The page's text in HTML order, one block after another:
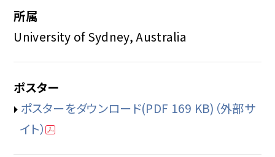
所属
University of Sydney, Australia
ポスター
ポスターをダウンロード(PDF 169 KB)（外部サ
イト）